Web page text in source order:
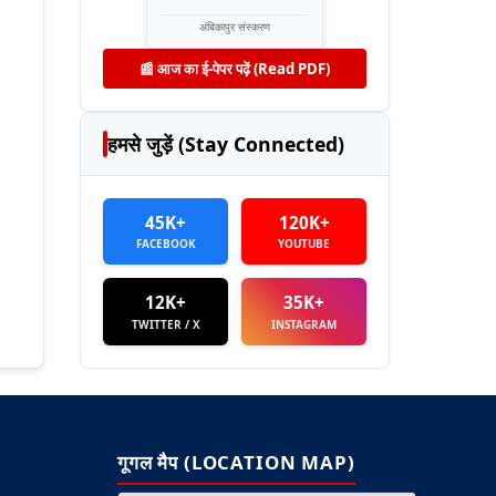
अंबिकापुर संस्करण
📰 आज का ई-पेपर पढ़ें (Read PDF)
हमसे जुड़ें (Stay Connected)
45K+
FACEBOOK
120K+
YOUTUBE
12K+
TWITTER / X
35K+
INSTAGRAM
गूगल मैप (LOCATION MAP)